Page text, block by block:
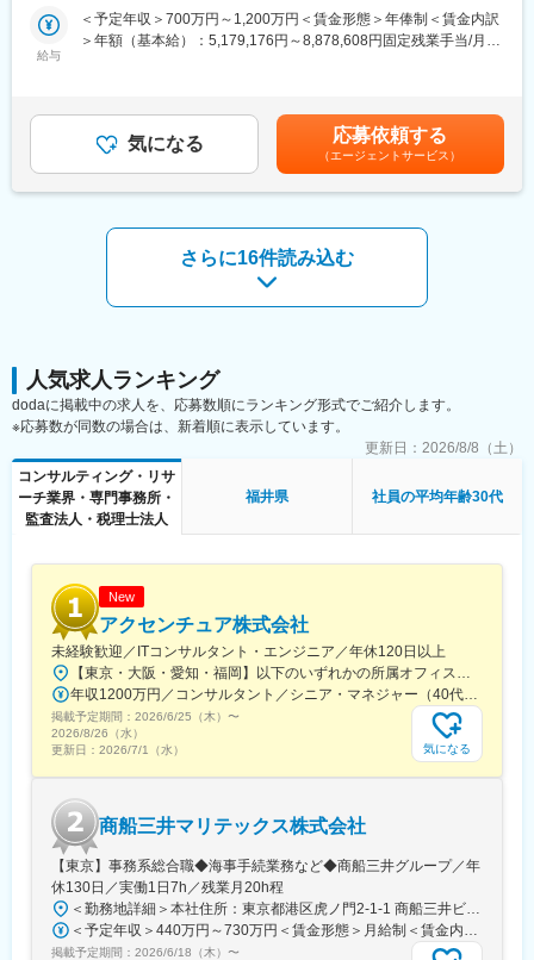
■豊富なキャリアパス：
■ポジションの特徴：
・最新技術を用いる機会が多く、また幅広い案件に携わることが
できるため、自身の知識やスキルの幅を広げることが可能です
イデアの提案が求められる場面も多く、裁量を持って業務に取り
・クライアント折衝の機会が多く、エンドユーザーの顔が見える
環境で業務に従事できます
変革を起こしていただきます。
【変更の範囲：会社の定める業務】
・経営企画機能の強化、経理や財務管理、予算管理体制の構築、
組織や人事制度の構築などの経営基盤の整備支援
・中期経営計画の策定支援
・M&A実行後のPMI支援
＜直近のプロジェクト事例＞
・大手通信企業のシェアード構想の実行支援
・大手総合商社の人事部業務BPR支援
・PEファンド投資先企業の中期経営計画策定
・PEファンド投資先企業の新規事業立案支援
■業務の特徴：
当社は、部分的な経営課題へのアプローチは行わず、複合的な経
営課題に取り組みます。 そのためご自身の専門外の分野での課題
解決が求められますが、元投資ファンド投資担当・元上場企業
CFO・元ベンチャー企業CFO・元IT系ブティックファームパート
ムで課題解決に取り組みます。
■当ポジションの魅力：
・コンサルティング会社で多いインダストリーカットやソリュー
ションカットを一切行っておらず、コンサルタントは一つのプー
ルに属して、幅広い業界や企業フェーズ、経営課題に触れられる
環境をセットしております。
・クライアントに分析や課題提示をするのみではなく、解決の実
行支援まで行います。実行力を上げるためクライアントに入り込
みハンズオンする際もコンサルタントとしての人格ではなく、ク
ライアントの視点を意識し同じ人格として入り込みます。そのた
め自身が考案したアウトプットや仕組みがどのように企業変革に
つながっているかの手触り感が得やすいです。
変更の範囲：本文参照
給与
＜予定年収＞700万円～1,200万円＜賃金形態＞年俸制＜賃金内訳
＞年額（基本給）：5,179,176円～8,878,608円固定残業手当/月：
給与補足＞※給与詳細は、経験・スキルを考慮のうえ決定します。
■昇給：年1回もしくは2回※レイヤーに応じて評価期間が異なりま
す賃金はあくまでも目安の金額であり、選考を通じて上下する可
能性があります。月給(月額)は固定手当を含めた表記です。
気になる 応募依頼する
（エージェントサービス）
さらに16件読み込む
人気求人ランキング
dodaに掲載中の求人を、応募数順にランキング形式でご紹介します。
※応募数が同数の場合は、新着順に表示しています。
更新日： 2026/8/8（土）
コンサルティング・リサ
ーチ業界・専門事務所・
監査法人・税理士法人
福井県 社員の平均年齢30代
New
アクセンチュア株式会社
未経験歓迎／ITコンサルタント・エンジニア／年休120日以上
掲載予定期間： 2026/6/25（木） 〜
2026/8/26（水）
更新日： 2026/7/1（水） 気になる
商船三井マリテックス株式会社
【東京】事務系総合職◆海事手続業務など◆商船三井グループ／年
休130日／実働1日7h／残業月20h程
掲載予定期間： 2026/6/18（木） 〜